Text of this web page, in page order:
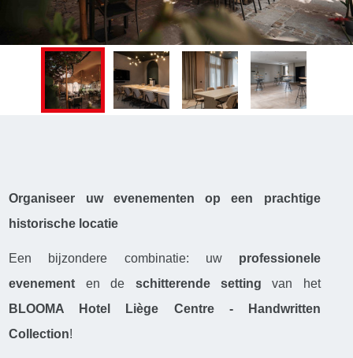
Organiseer uw evenementen op een prachtige
historische locatie
Een bijzondere combinatie: uw professionele
evenement en de schitterende setting van het
BLOOMA Hotel Liège Centre - Handwritten
Collection!